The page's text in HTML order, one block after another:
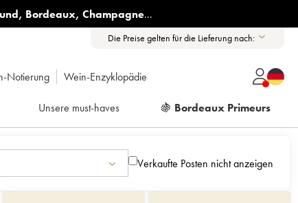
, Bordeaux, Champagne...
Die Preise gelten für die Lieferung nach:
Notierung Wein-Enzyklopädie
Unsere must-haves 🍇 Bordeaux Primeurs
Verkaufte Posten nicht anzeigen